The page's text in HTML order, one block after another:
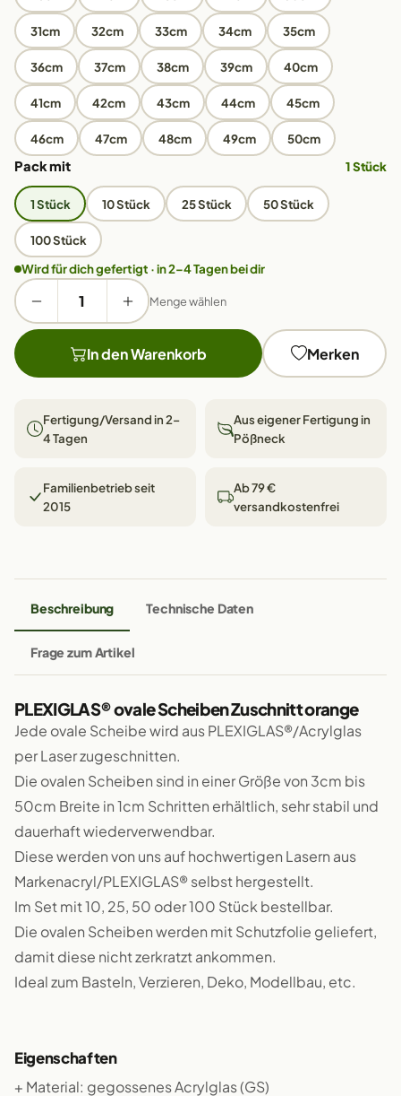
31cm 32cm 33cm 34cm 35cm
36cm 37cm 38cm 39cm 40cm
41cm 42cm 43cm 44cm 45cm
46cm 47cm 48cm 49cm 50cm
Pack mit 1 Stück
1 Stück 10 Stück 25 Stück 50 Stück
100 Stück
Wird für dich gefertigt · in 2–4 Tagen bei dir
Menge wählen
In den Warenkorb Merken
Fertigung/Versand in 2–
4 Tagen
Aus eigener Fertigung in
Pößneck
Familienbetrieb seit
2015
Ab 79 €
versandkostenfrei
Beschreibung Technische Daten
Frage zum Artikel
PLEXIGLAS® ovale Scheiben Zuschnitt orange
Jede ovale Scheibe wird aus PLEXIGLAS®/Acrylglas
per Laser zugeschnitten.
Die ovalen Scheiben sind in einer Größe von 3cm bis
50cm Breite in 1cm Schritten erhältlich, sehr stabil und
dauerhaft wiederverwendbar.
Diese werden von uns auf hochwertigen Lasern aus
Markenacryl/PLEXIGLAS® selbst hergestellt.
Im Set mit 10, 25, 50 oder 100 Stück bestellbar.
Die ovalen Scheiben werden mit Schutzfolie geliefert,
damit diese nicht zerkratzt ankommen.
Ideal zum Basteln, Verzieren, Deko, Modellbau, etc.
Eigenschaften
+ Material: gegossenes Acrylglas (GS)